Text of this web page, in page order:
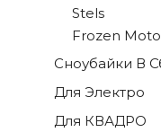
Stels
Frozen Moto
Сноубайки В
Для Электро
Для КВАДРО